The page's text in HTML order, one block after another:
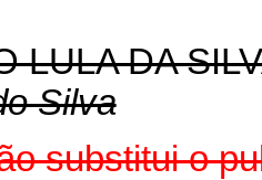
LULA DA
Silva
substitui o